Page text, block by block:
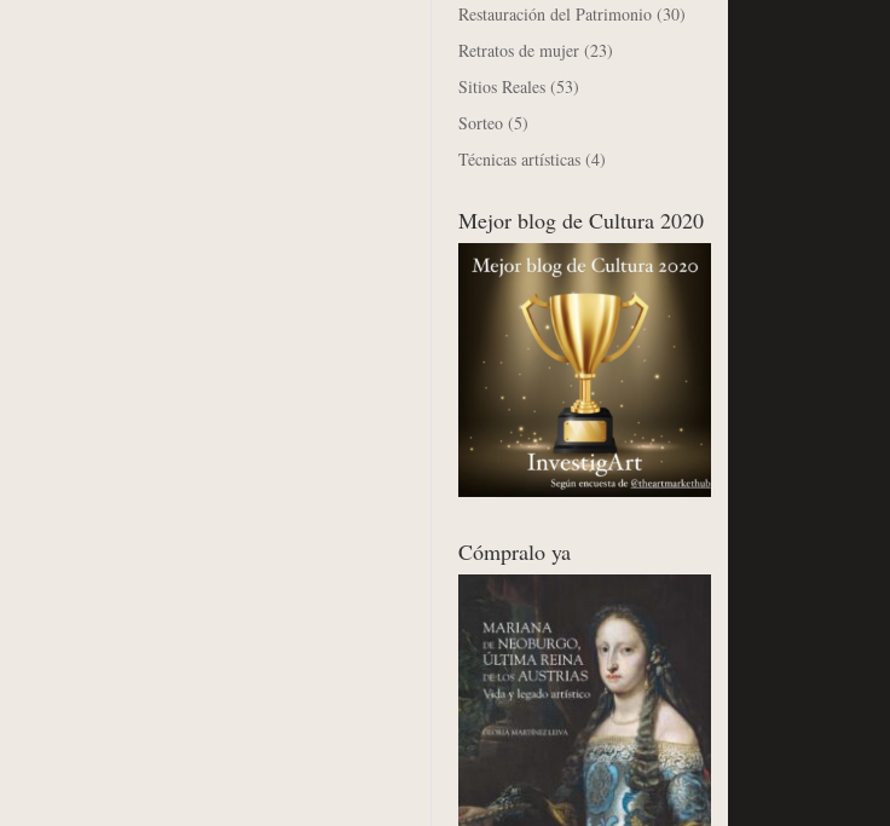
Restauración del Patrimonio (30)
Retratos de mujer (23)
Sitios Reales (53)
Sorteo (5)
Técnicas artísticas (4)
Mejor blog de Cultura 2020
Cómpralo ya